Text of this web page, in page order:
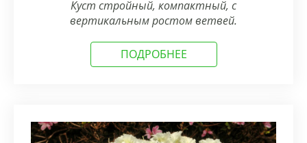
Куст стройный, компактный, с
вертикальным ростом ветвей.
ПОДРОБНЕЕ